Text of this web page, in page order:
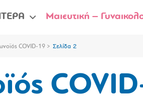
Μαιευτική –
COVID-19 Σελίδα 2